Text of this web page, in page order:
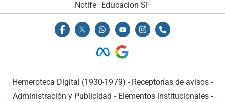
Notife
Educacion SF
Hemeroteca Digital (1930-1979) - Receptorías de avisos -
Administración y Publicidad - Elementos institucionales-